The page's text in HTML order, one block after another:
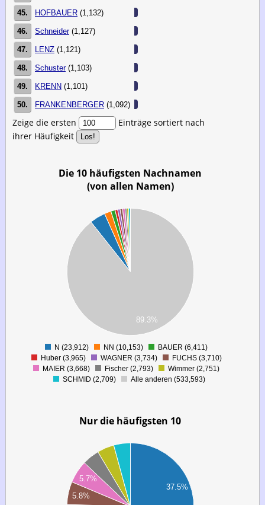
45. HOFBAUER (1,132)
46. Schneider(1,127)
47. LENZ (1,121)
48. Schuster(1,103)
49. KRENN (1,101)
50. FRANKENBERGER (1,092)
Zeige die ersten
Einträge sortiert nach
ihrer Häufigkeit
Die 10 häufigsten Nachnamen
(von allen Namen)
89.3%
N (23,912) NN (10,153)
BAUER (6,411)
Huber (3,965)
WAGNER (3,734)
FUCHS (3,710)
MAIER (3,668)
Fischer (2,793)
Wimmer (2,751)
SCHMID (2,709)
Alle anderen (533,593)
Nur die häufigsten 10
37.5%
5.8%
5.7%